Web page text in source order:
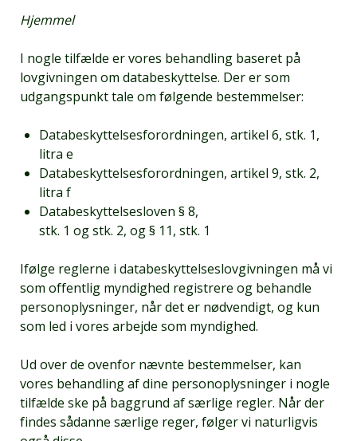
Hjemmel
I nogle tilfælde er vores behandling baseret på
lovgivningen om databeskyttelse. Der er som
udgangspunkt tale om følgende bestemmelser:
Databeskyttelsesforordningen, artikel 6, stk. 1,
litra e
Databeskyttelsesforordningen, artikel 9, stk. 2,
litra f
Databeskyttelsesloven § 8,
stk. 1 og stk. 2, og § 11, stk. 1
Ifølge reglerne i databeskyttelseslovgivningen må vi
som offentlig myndighed registrere og behandle
personoplysninger, når det er nødvendigt, og kun
som led i vores arbejde som myndighed.
Ud over de ovenfor nævnte bestemmelser, kan
vores behandling af dine personoplysninger i nogle
tilfælde ske på baggrund af særlige regler. Når der
findes sådanne særlige reger, følger vi naturligvis